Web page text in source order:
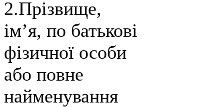
2.Прізвище,
ім’я, по батькові
фізичної особи
або повне
найменування